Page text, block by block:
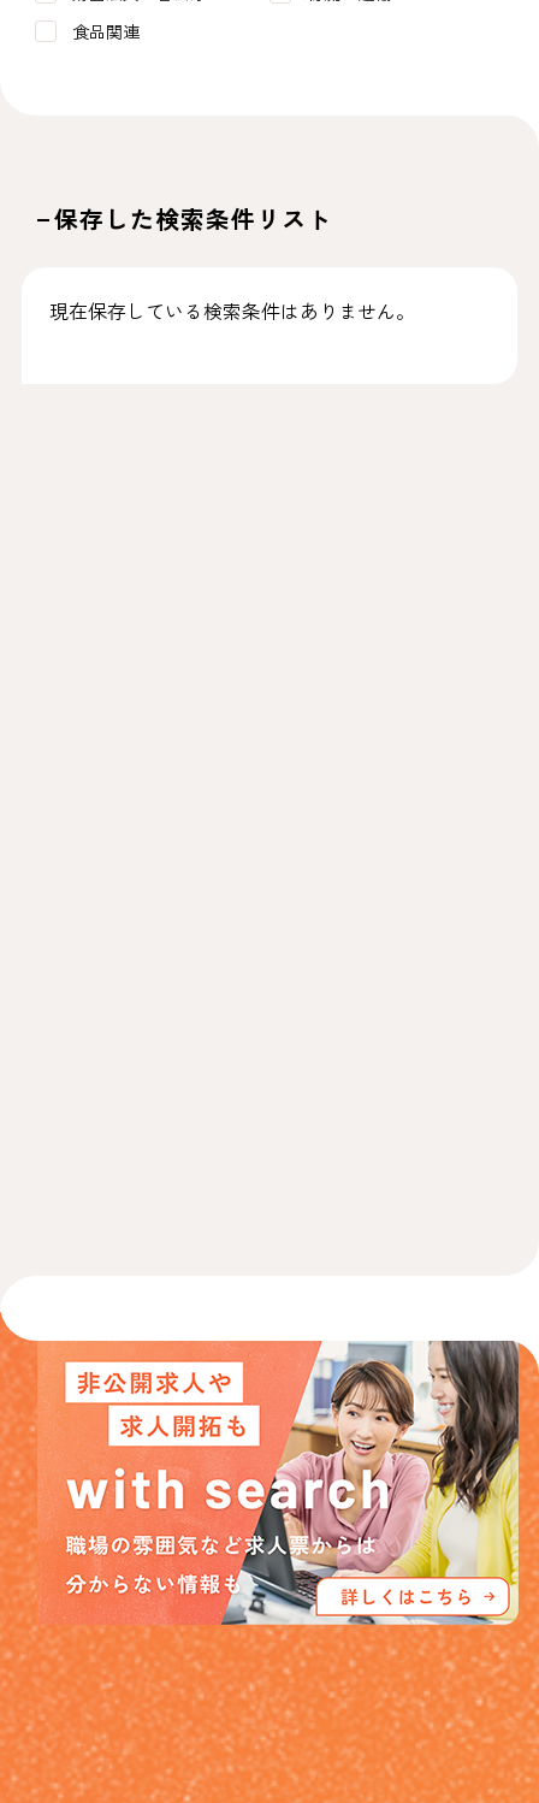
食品関連
保存した検索条件リスト
現在保存している検索条件はありません。